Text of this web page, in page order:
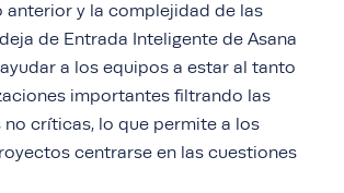
anterior y la complejidad de las
de Entrada Inteligente de Asana
a los equipos a estar al tanto
importantes filtrando las
críticas, lo que permite a los
centrarse en las cuestiones